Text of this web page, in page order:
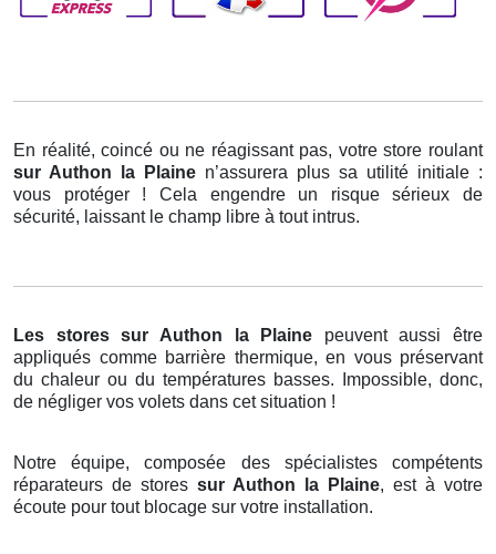
En réalité, coincé ou ne réagissant pas, votre store roulant
sur Authon la Plaine n’assurera plus sa utilité initiale :
vous protéger ! Cela engendre un risque sérieux de
sécurité, laissant le champ libre à tout intrus.
Les stores sur Authon la Plaine peuvent aussi être
appliqués comme barrière thermique, en vous préservant
du chaleur ou du températures basses. Impossible, donc,
de négliger vos volets dans cet situation !
Notre équipe, composée des spécialistes compétents
réparateurs de stores sur Authon la Plaine, est à votre
écoute pour tout blocage sur votre installation.